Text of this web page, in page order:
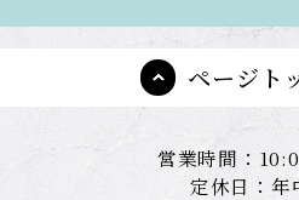
ページト
営業時間：
定休日：年